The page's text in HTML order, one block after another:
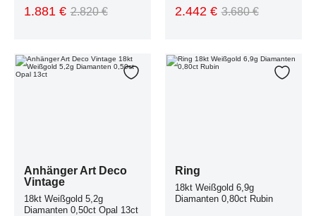
2.820 €
1.881 € 3.680 €
2.442 €
Anhänger Art Deco
Vintage
18kt Weißgold 5,2g
Diamanten 0,50ct Opal 13ct
Zur Wunschliste hinzufügen
Anhänger Art Deco Vintage 18kt Weißgold 5,2g Diamanten 0,50ct Opal
Ring
18kt Weißgold 6,9g
Diamanten 0,80ct Rubin
Zur
Ring 18kt Weißgold 6,9g Diamanten